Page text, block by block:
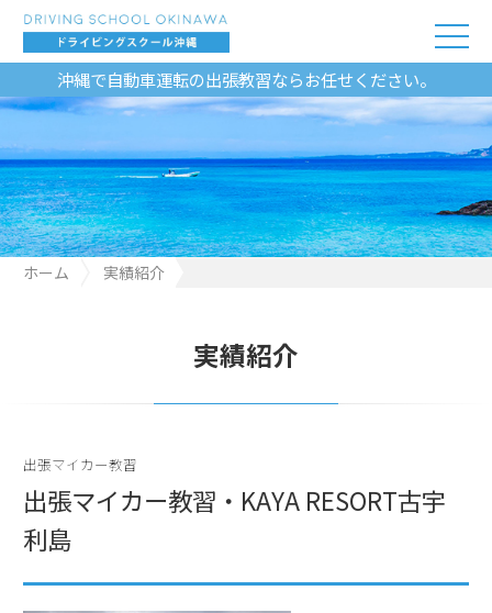
沖縄で自動車運転の出張教習ならお任せください。
ホーム
実績紹介
実績紹介
出張マイカー教習
出張マイカー教習・KAYA RESORT古宇
利島